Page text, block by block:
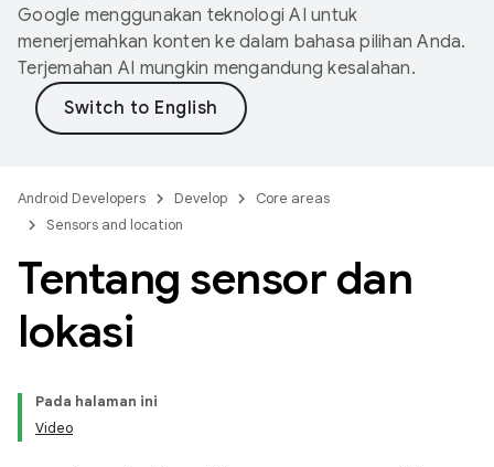
Google menggunakan teknologi AI untuk
menerjemahkan konten ke dalam bahasa pilihan Anda.
Terjemahan AI mungkin mengandung kesalahan.
Android Developers Develop
Core areas
Sensors and location
Tentang sensor dan
lokasi
Pada halaman ini
Video